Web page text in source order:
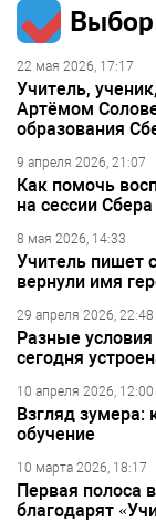
Выбор
22 мая 2026, 17:17
Учитель,
Артёмом
образования
9 апреля 2026, 21:07
Как помочь
на сессии
8 мая 2026, 14:33
Учитель пишет
вернули имя
29 апреля 2026, 22:48
Разные
сегодня
10 апреля 2026, 12:00
Взгляд зумера:
обучение
10 марта 2026, 18:17
Первая полоса
благодарят